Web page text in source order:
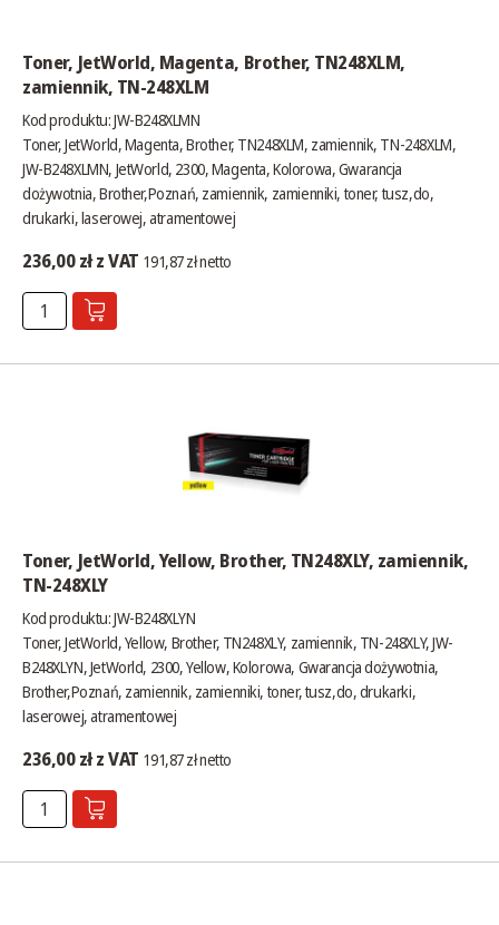
Toner, JetWorld, Magenta, Brother, TN248XLM,
zamiennik, TN-248XLM
Kod produktu: JW-B248XLMN
Toner, JetWorld, Magenta, Brother, TN248XLM, zamiennik, TN-248XLM,
JW-B248XLMN, JetWorld, 2300, Magenta, Kolorowa, Gwarancja
dożywotnia, Brother,Poznań, zamiennik, zamienniki, toner, tusz,do,
drukarki, laserowej, atramentowej
236,00 zł z VAT 191,87 zł netto
Toner, JetWorld, Yellow, Brother, TN248XLY, zamiennik,
TN-248XLY
Kod produktu: JW-B248XLYN
Toner, JetWorld, Yellow, Brother, TN248XLY, zamiennik, TN-248XLY, JW-
B248XLYN, JetWorld, 2300, Yellow, Kolorowa, Gwarancja dożywotnia,
Brother,Poznań, zamiennik, zamienniki, toner, tusz,do, drukarki,
laserowej, atramentowej
236,00 zł z VAT 191,87 zł netto